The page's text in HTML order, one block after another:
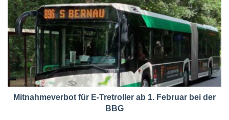
Mitnahmeverbot für E-Tretroller ab 1. Februar bei der
BBG